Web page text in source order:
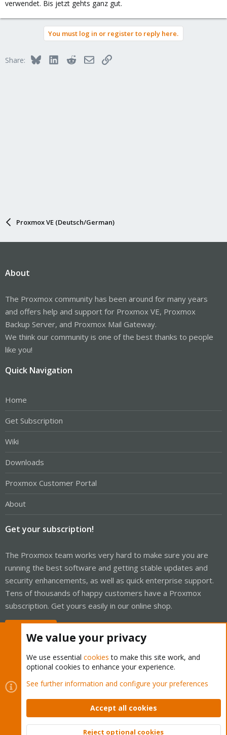
verwendet. Bis jetzt gehts ganz gut.
You must log in or register to reply here.
Share: BlueskyLinkedInRedditEmailLink
Proxmox VE (Deutsch/German)
About
The Proxmox community has been around for many years
and offers help and support for Proxmox VE, Proxmox
Backup Server, and Proxmox Mail Gateway.
We think our community is one of the best thanks to people
like you!
Quick Navigation
Home
Get Subscription
Wiki
Downloads
Proxmox Customer Portal
About
Get your subscription!
The Proxmox team works very hard to make sure you are
running the best software and getting stable updates and
security enhancements, as well as quick enterprise support.
Tens of thousands of happy customers have a Proxmox
subscription. Get yours easily in our online shop.
Cookies
Proxmox Support Forum - Light Mode
Contact us
Terms and rules Privacy policy Help Home
Community platform by XenForo © 2010-2026 XenForo Ltd.
We value your privacy
We use essential cookies to make this site work, and
optional cookies to enhance your experience.
See further information and configure your preferences
Accept all cookies
Reject optional cookies